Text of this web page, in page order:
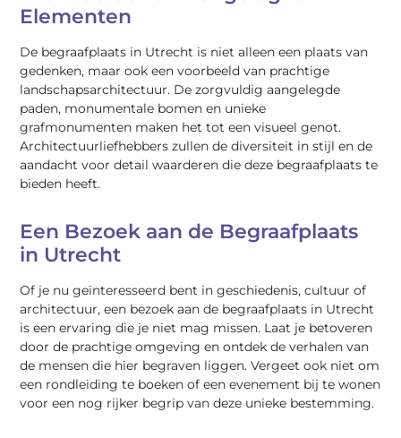
Elementen
De begraafplaats in Utrecht is niet alleen een plaats van
gedenken, maar ook een voorbeeld van prachtige
landschapsarchitectuur. De zorgvuldig aangelegde
paden, monumentale bomen en unieke
grafmonumenten maken het tot een visueel genot.
Architectuurliefhebbers zullen de diversiteit in stijl en de
aandacht voor detail waarderen die deze begraafplaats te
bieden heeft.
Een Bezoek aan de Begraafplaats
in Utrecht
Of je nu geïnteresseerd bent in geschiedenis, cultuur of
architectuur, een bezoek aan de begraafplaats in Utrecht
is een ervaring die je niet mag missen. Laat je betoveren
door de prachtige omgeving en ontdek de verhalen van
de mensen die hier begraven liggen. Vergeet ook niet om
een rondleiding te boeken of een evenement bij te wonen
voor een nog rijker begrip van deze unieke bestemming.